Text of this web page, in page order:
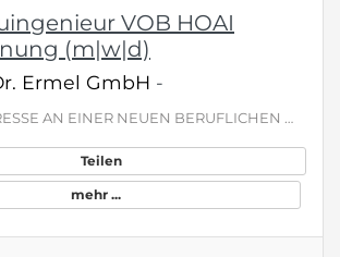
VOB HOAI
(m|w|d)
Ermel GmbH -
DU HAST INTERESSE AN EINER NEUEN BERUFLICHEN HERAUSFORDERUNG? Wir suchen zur Verstärkung unseres Teams in Frankfurt am Main nach erfahrenen Bauingenieuren (m|w|d) für unsere bundesweiten Projekte in der Objektplanung von Ingenieurbauwerken . WORAUF DU DICH FREUEN KANNST Unbefristete Festanstellung mit langfristiger Perspektive Arbeitgeberzuschuss zur betrieblichen Altersvorsorge Flexible Arbeitszeiten Ein teamorientiertes , respektvolles Arbeitsumfeld , in dem Leistung wertgeschätzt wird Intens…
Teilen
mehr ...